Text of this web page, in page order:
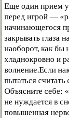
Еще один прием
перед игрой —
начинающегося
закрывать глаза
наоборот, как бы
хладнокровно и
волнение.Если
пытаться
Объясните себе:
не нуждается в
повышенная